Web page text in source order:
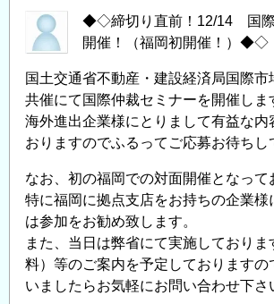
お
ら
せ
と
ご
力
の
お
願
い
の
◆◇締切り直前！12/14 国際
開催！（福岡初開催！）◆◇
国土交通省不動産・建設経済局国際市
共催にて国際仲裁セミナーを開催しま
海外進出企業様にとりまして有益な内
おりますのでふるってご応募お待ちし
なお、初の福岡での対面開催となって
特に福岡に拠点支店をお持ちの企業様
は参加をお勧め致します。
また、当日は弊省にて実施しており
料）等のご案内を予定しておりますの
いましたらお気軽にお問い合わせ下さ